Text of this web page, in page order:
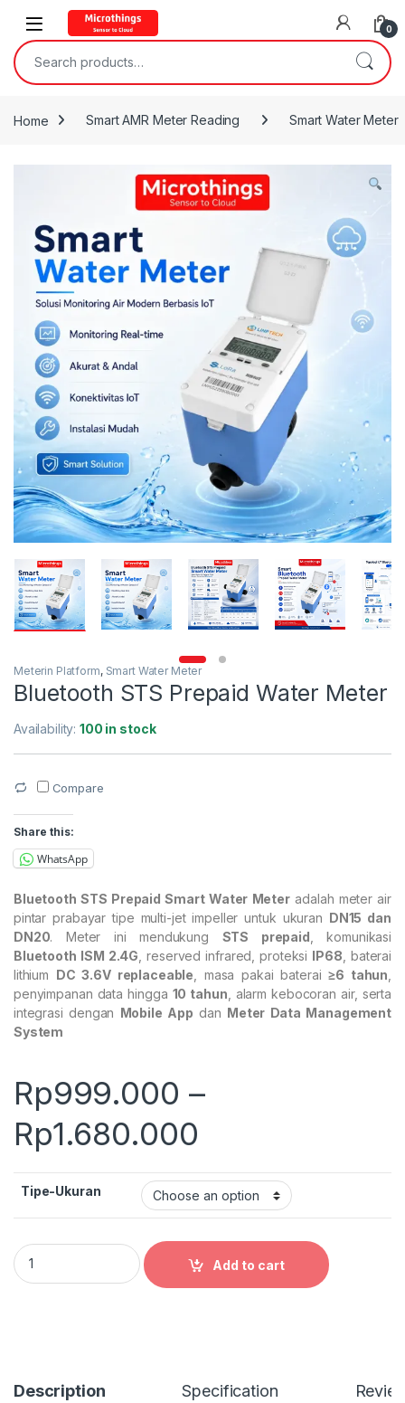
Open 0
Search for:
Home Smart AMR Meter Reading Smart Water Meter
Meterin Platform, Smart Water Meter
Bluetooth STS Prepaid Water Meter
Availability:100 in stock
Compare
Share this:
WhatsApp
Bluetooth STS Prepaid Smart Water Meteradalah meter air
pintar prabayar tipe multi-jet impeller untuk ukuran DN15 dan
DN20. Meter ini mendukung STS prepaid , komunikasi
Bluetooth ISM 2.4G , reserved infrared, proteksi IP68 , baterai
lithium DC 3.6V replaceable , masa pakai baterai≥6 tahun
penyimpanan data hingga 10 tahun , alarm kebocoran air, serta
integrasi dengan Mobile App dan Meter Data Management
System
Rp999.000 –
Rp1.680.000
Tipe-Ukuran
Bluetooth STS Prepaid Water Meter quantity
Add to cart
Description Specification